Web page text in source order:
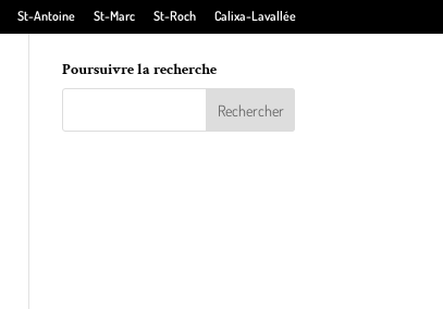
St-Antoine St-Marc St-Roch Calixa-Lavallée
Poursuivre la recherche